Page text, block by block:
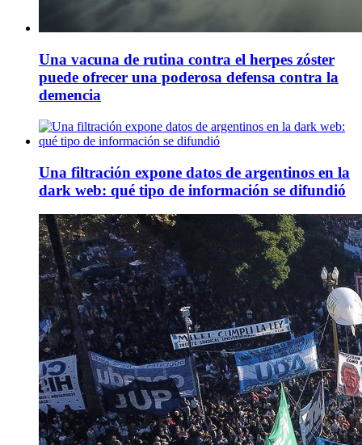
Una vacuna de rutina contra el herpes zóster
puede ofrecer una poderosa defensa contra la
demencia
Una filtración expone datos de argentinos en la
dark web: qué tipo de información se difundió